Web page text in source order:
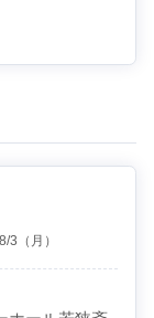
8/3 （月）